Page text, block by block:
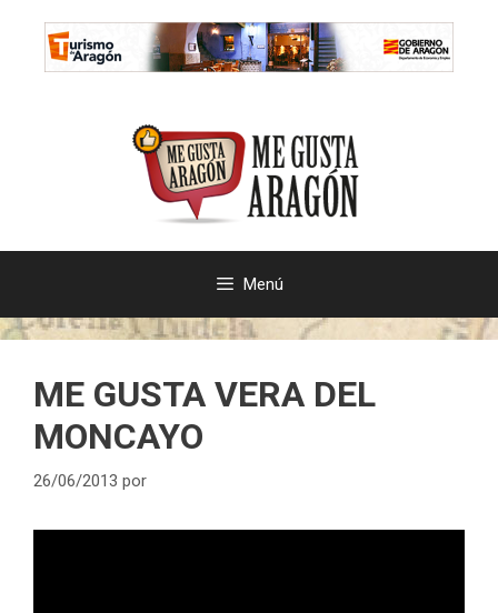
contenido
Menú
ME GUSTA VERA DEL
MONCAYO
26/06/2013 por